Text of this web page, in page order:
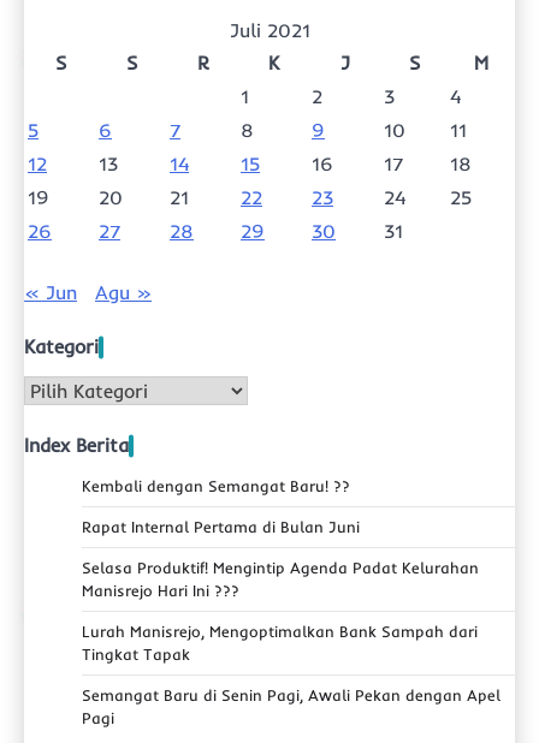
Juli 2021
S
S R K J S
M
1
2 3
4
5
6 7 8 9 10
11
12
13 14 15 16 17
18
19
20 21 22 23 24
25
26
27 28 29 30 31
« Jun Agu »
Kategori
Kategori
Index Berita
Kembali dengan Semangat Baru! ??
Rapat Internal Pertama di Bulan Juni
Selasa Produktif! Mengintip Agenda Padat Kelurahan
Manisrejo Hari Ini ???
Lurah Manisrejo, Mengoptimalkan Bank Sampah dari
Tingkat Tapak
Semangat Baru di Senin Pagi, Awali Pekan dengan Apel
Pagi